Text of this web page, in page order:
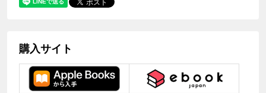
購入サイト